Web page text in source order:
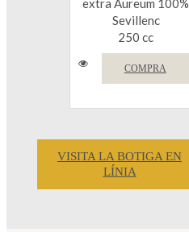
extra Aureum 100%
Sevillenc
250 cc
COMPRA
VISITA LA BOTIGA EN
LÍNIA